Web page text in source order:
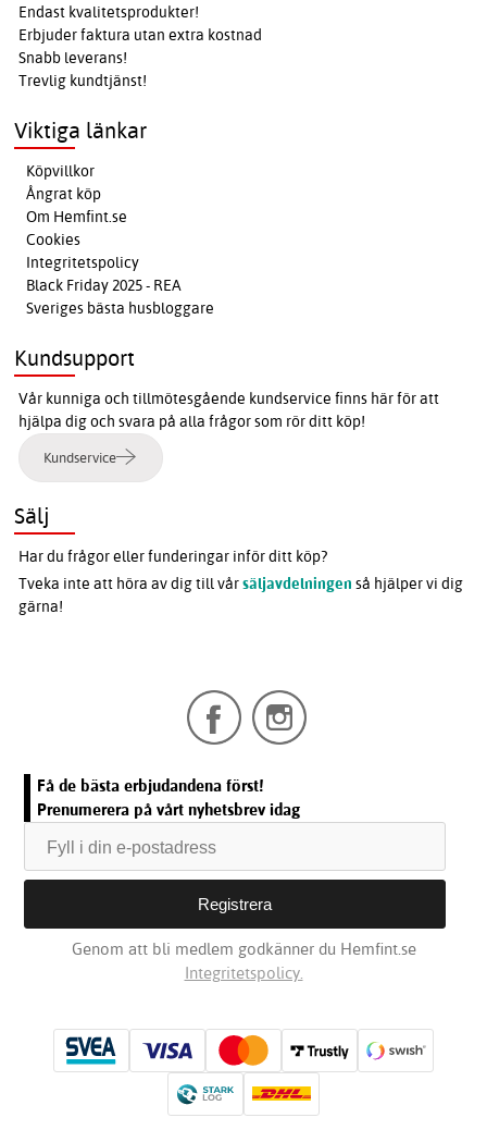
Endast kvalitetsprodukter!
Erbjuder faktura utan extra kostnad
Snabb leverans!
Trevlig kundtjänst!
Viktiga länkar
Köpvillkor
Ångrat köp
Om Hemfint.se
Cookies
Integritetspolicy
Black Friday 2025 - REA
Sveriges bästa husbloggare
Kundsupport
Vår kunniga och tillmötesgående kundservice finns här för att
hjälpa dig och svara på alla frågor som rör ditt köp!
Kundservice
Sälj
Har du frågor eller funderingar inför ditt köp?
Tveka inte att höra av dig till vårsäljavdelningen så hjälper vi dig
gärna!
Få de bästa erbjudandena först!
Prenumerera på vårt nyhetsbrev idag
Genom att bli medlem godkänner du Hemfint.se
Integritetspolicy.